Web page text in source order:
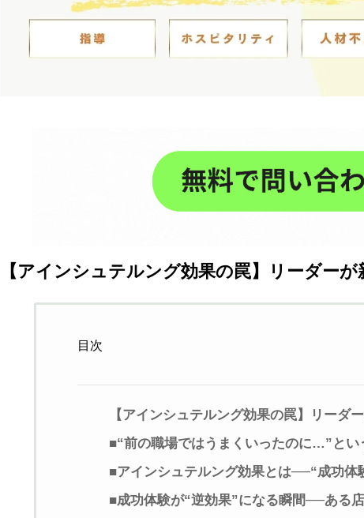
【アインシュテルング効果の罠】リーダー
目次
【アインシュテルング効果の罠】リーダ
■“前の職場ではうまくいったのに…”とい
■アインシュテルング効果とは──“成功体
■成功体験が“逆効果”になる瞬間──ある